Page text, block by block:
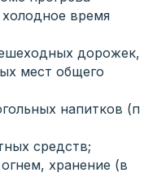
время
дорожек,
мест общего
напитков (п
средств;
хранение (в